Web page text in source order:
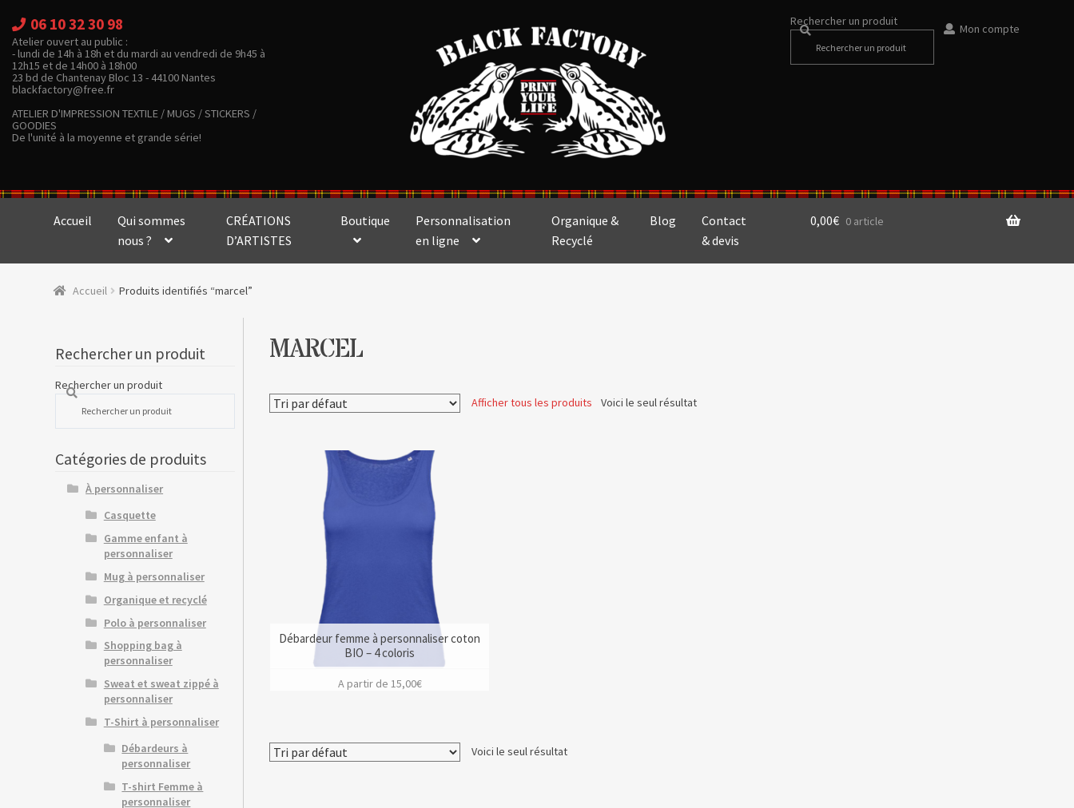
06 10 32 30 98
Atelier ouvert au public :
- lundi de 14h à 18h et du mardi au vendredi de 9h45 à
12h15 et de 14h00 à 18h00
23 bd de Chantenay Bloc 13 - 44100 Nantes
blackfactory@free.fr
ATELIER D'IMPRESSION TEXTILE / MUGS / STICKERS /
GOODIES
De l'unité à la moyenne et grande série!
Mon compte
Rechercher un produit
Accueil
Qui sommes
nous ?
CRÉATIONS
D’ARTISTES
Boutique
Personnalisation
en ligne
Organique &
Recyclé
Blog
Contact
& devis
0,00€ 0 article
Accueil Produits identifiés “marcel”
MARCEL
Afficher tous les produits Voici le seul résultat
Débardeur femme à personnaliser coton
BIO – 4 coloris
A partir de 15,00€
Voici le seul résultat
Rechercher un produit
Rechercher un produit
Catégories de produits
À personnaliser
Casquette
Gamme enfant à
personnaliser
Mug à personnaliser
Organique et recyclé
Polo à personnaliser
Shopping bag à
personnaliser
Sweat et sweat zippé à
personnaliser
T-Shirt à personnaliser
Débardeurs à
personnaliser
T-shirt Femme à
personnaliser